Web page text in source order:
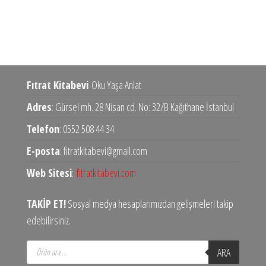
Fıtrat Kitabevi Oku Yaşa Anlat
Adres: Gürsel mh. 28 Nisan cd. No: 32/B Kağıthane İstanbul
Telefon: 0552 508 44 34
E-posta: fitratkitabevi@gmail.com
Web Sitesi: fitratkitabevi.com
TAKİP ET!Sosyal medya hesaplarımızdan gelişmeleri takip
edebilirsiniz.
Products
search ARA